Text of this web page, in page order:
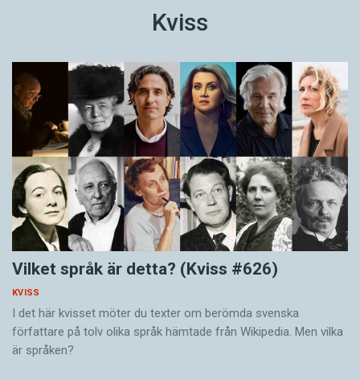
Kviss
Vilket språk är detta? (Kviss #626)
KVISS
I det här kvisset möter du texter om berömda svenska
författare på tolv olika språk hämtade från Wikipedia. Men vilka
är språken?